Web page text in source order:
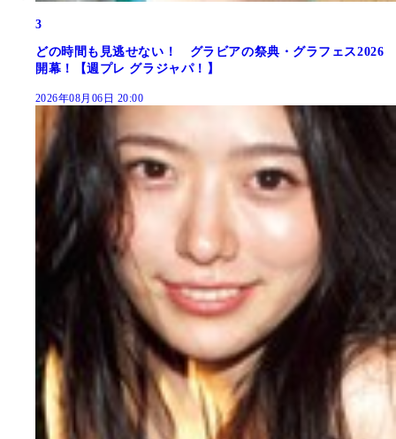
3
どの時間も見逃せない！ グラビアの祭典・グラフェス2026
開幕！【週プレ グラジャパ！】
2026年08月06日 20:00